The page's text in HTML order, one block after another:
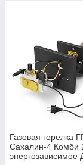
Газовая горелка
Сахалин-4 Комби
энергозависимое